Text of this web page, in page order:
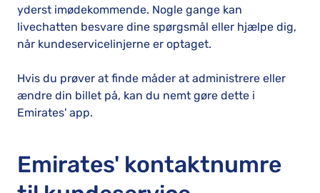
yderst imødekommende. Nogle gange kan
livechatten besvare dine spørgsmål eller hjælpe dig,
når kundeservicelinjerne er optaget.
Hvis du prøver at finde måder at administrere eller
ændre din billet på, kan du nemt gøre dette i
Emirates' app.
Emirates' kontaktnumre